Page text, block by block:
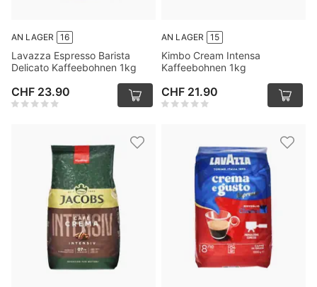
AN LAGER 16
Lavazza Espresso Barista
Delicato Kaffeebohnen 1kg
CHF 23.90
AN LAGER 15
Kimbo Cream Intensa
Kaffeebohnen 1kg
CHF 21.90